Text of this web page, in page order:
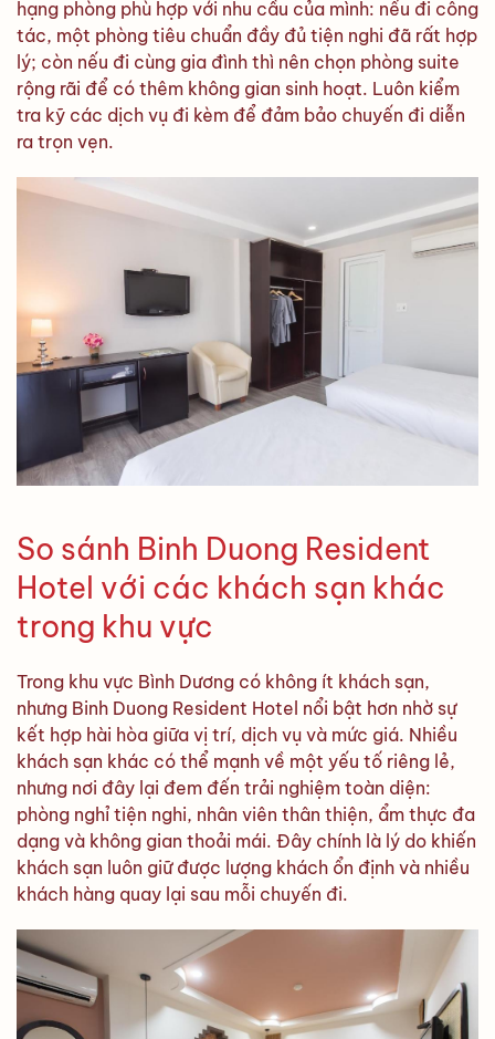
hạng phòng phù hợp với nhu cầu của mình: nếu đi công
tác, một phòng tiêu chuẩn đầy đủ tiện nghi đã rất hợp
lý; còn nếu đi cùng gia đình thì nên chọn phòng suite
rộng rãi để có thêm không gian sinh hoạt. Luôn kiểm
tra kỹ các dịch vụ đi kèm để đảm bảo chuyến đi diễn
ra trọn vẹn.
So sánh Binh Duong Resident
Hotel với các khách sạn khác
trong khu vực
Trong khu vực Bình Dương có không ít khách sạn,
nhưng Binh Duong Resident Hotel nổi bật hơn nhờ sự
kết hợp hài hòa giữa vị trí, dịch vụ và mức giá. Nhiều
khách sạn khác có thể mạnh về một yếu tố riêng lẻ,
nhưng nơi đây lại đem đến trải nghiệm toàn diện:
phòng nghỉ tiện nghi, nhân viên thân thiện, ẩm thực đa
dạng và không gian thoải mái. Đây chính là lý do khiến
khách sạn luôn giữ được lượng khách ổn định và nhiều
khách hàng quay lại sau mỗi chuyến đi.